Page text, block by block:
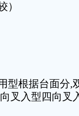
）
型根据台面分,
叉入型四向叉